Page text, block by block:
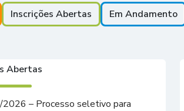
Inscrições Abertas Em Andamento
Abertas
– Processo seletivo para